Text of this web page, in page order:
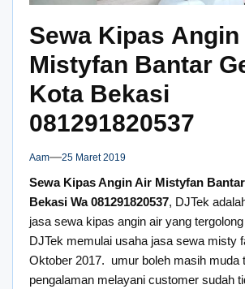
Sewa Kipas
Mistyfan Bantar
Kota Bekasi
081291820537
Aam 25 Maret 2019
Sewa Kipas Angin Air Mistyfan
Bekasi Wa 081291820537, DJTek
jasa sewa kipas angin air yang
DJTek memulai usaha jasa sewa misty
Oktober 2017. umur boleh masih muda
pengalaman melayani customer sudah